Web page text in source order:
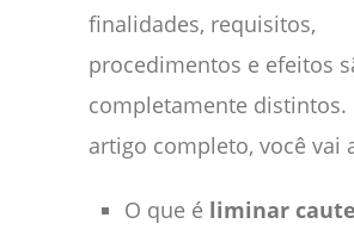
finalidades, requisitos,
procedimentos e efeitos
completamente distintos.
artigo completo, você vai
O que é liminar